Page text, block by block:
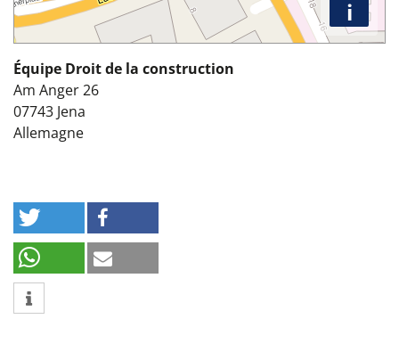
i
Équipe Droit de la construction
Am Anger 26
07743 Jena
Allemagne